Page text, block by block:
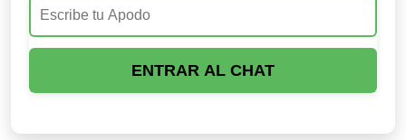
ENTRAR AL CHAT